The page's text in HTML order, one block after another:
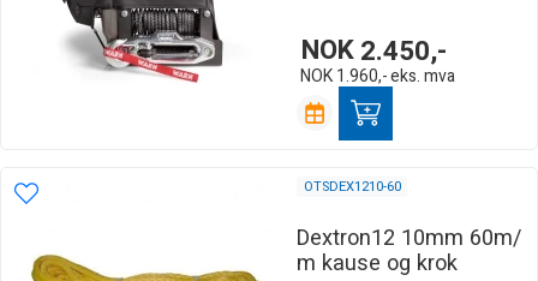
NOK2.450,-
NOK 1.960,-eks. mva
OTSDEX1210-60
Dextron12 10mm 60m/
m kause og krok